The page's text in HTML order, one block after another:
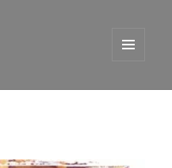
WIDGETS